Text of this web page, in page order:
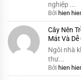
nghiệp ...
Bởi hien
Cây Nên
Mát Và
Ngôi nhà
thư...
Bởi hien